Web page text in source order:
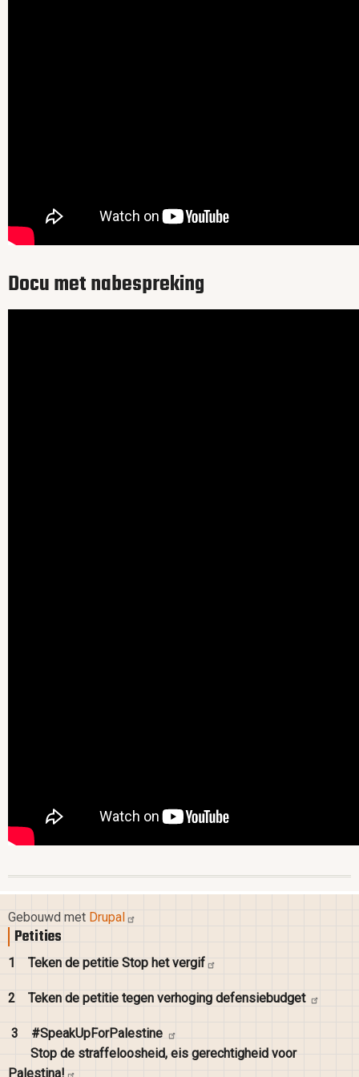
Docu met nabespreking
Gebouwd met Drupal
Petities
1 Teken de petitie Stop hetvergif
2 Teken de petitie tegen verhoging defensiebudget
3
#SpeakUpForPalestine
Stop de straffeloosheid, eis gerechtigheid voor
Palestina!